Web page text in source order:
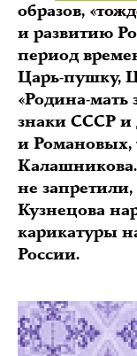
образов,
и развитию
период
Царь-пушку,
«Родина-мать
знаки СССР
и Романовых,
не
Кузнецова
карикатуры
России.